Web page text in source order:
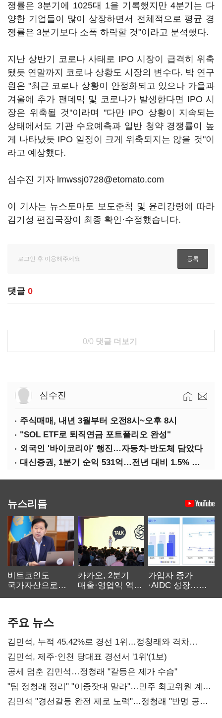
쟁률은 3분기에 1025대 1을 기록했지만 4분기는 다
양한 기업들이 많이 상장하면서 전체적으로 평균 경
쟁률은 3분기보다 소폭 하락할 것"이라고 분석했다.
지난 상반기 코로나 사태로 IPO 시장이 급격히 위축
됐듯 연말까지 코로나 상황도 시장의 변수다. 박 연구
원은 "최근 코로나 상황이 안정화되고 있으나 가을과
겨울에 추가 팬데믹 및 코로나가 발생한다면 IPO 시
장은 위축될 것"이라며 "다만 IPO 상황이 지속되는
상태에서도 기관 수요예측과 일반 청약 경쟁률이 높
게 나타났듯 IPO 일정이 크게 위축되지는 않을 것"이
라고 예상했다.
심수진 기자 lmwssj0728@etomato.com
이 기사는 뉴스토마토 보도준칙 및 윤리강령에 따라
김기성 편집국장이 최종 확인·수정했습니다.
댓글 0
0/0 댓글 더보기
심수진
주식매매, 내년 3월부터 오전8시~오후 8시
"SOL ETF로 퇴직연금 포트폴리오 완성"
외국인 '바이코리아' 행진…자동차·반도체 담았다
대신증권, 1분기 순익 531억…전년 대비 1.5% 증가
뉴스리듬
비트코인도
국가자산으로…'
카카오, 2분기
매출·영업익 역대
가입자 증가
·AIDC 성장…
주요 뉴스
김민석, 누적 45.42%로 경선 1위…정청래와 격차
0.86%p(2보)
김민석, 제주·인천 당대표 경선서 '1위'(1보)
공세 멈춘 김민석…정청래 "갈등은 제가 수습"
"팀 정청래 정리" "이중잣대 말라"…민주 최고위원 계파
다툼 격화
김민석 "경선갈등 완전 제로 노력"…정청래 "반명 공세